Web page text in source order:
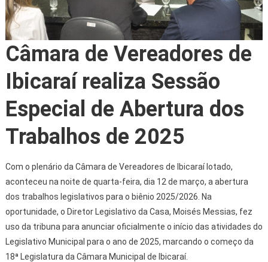
Câmara de Vereadores de
Ibicaraí realiza Sessão
Especial de Abertura dos
Trabalhos de 2025
Com o plenário da Câmara de Vereadores de Ibicaraí lotado,
aconteceu na noite de quarta-feira, dia 12 de março, a abertura
dos trabalhos legislativos para o biênio 2025/2026. Na
oportunidade, o Diretor Legislativo da Casa, Moisés Messias, fez
uso da tribuna para anunciar oficialmente o início das atividades do
Legislativo Municipal para o ano de 2025, marcando o começo da
18ª Legislatura da Câmara Municipal de Ibicaraí.